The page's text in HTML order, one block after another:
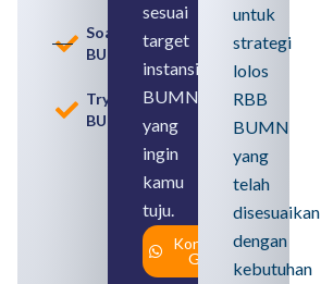
Soal
BUMN
Tryout
BUMN
sesuai
target
instansi
BUMN
yang
ingin
kamu
tuju.
Konsultasi
Gratis
untuk
strategi
lolos
RBB
BUMN
yang
telah
disesuaikan
dengan
kebutuhan